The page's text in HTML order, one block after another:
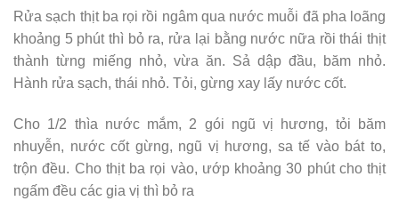
Rửa sạch thịt ba rọi rồi ngâm qua nước muỗi đã pha loãng
khoảng 5 phút thì bỏ ra, rửa lại bằng nước nữa rồi thái thịt
thành từng miếng nhỏ, vừa ăn. Sả dập đầu, băm nhỏ.
Hành rửa sạch, thái nhỏ. Tỏi, gừng xay lấy nước cốt.
Cho 1/2 thìa nước mắm, 2 gói ngũ vị hương, tỏi băm
nhuyễn, nước cốt gừng, ngũ vị hương, sa tế vào bát to,
trộn đều. Cho thịt ba rọi vào, ướp khoảng 30 phút cho thịt
ngấm đều các gia vị thì bỏ ra